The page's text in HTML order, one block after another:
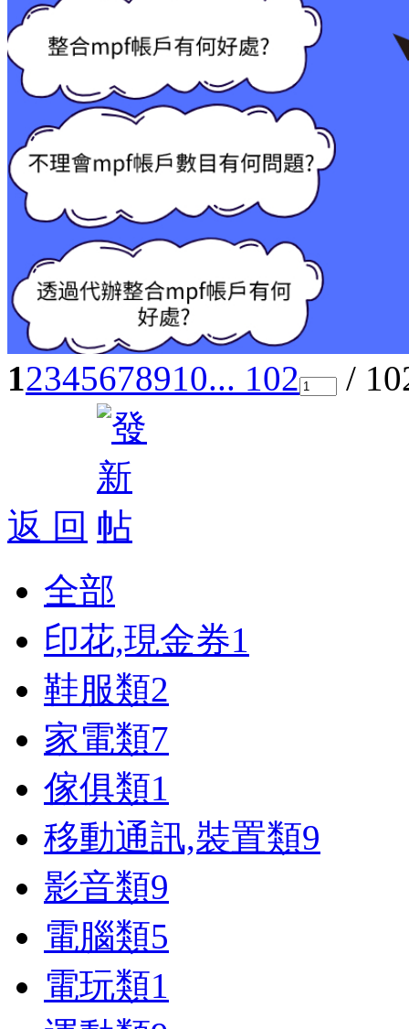
12345678910... 102 /
返 回
全部
印花,現金券1
鞋服類2
家電類7
傢俱類1
移動通訊,裝置類9
影音類9
電腦類5
電玩類1